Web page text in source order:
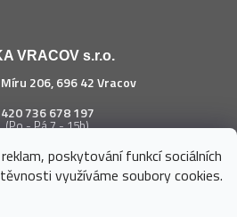
poskytování funkcí sociálních
využíváme soubory cookies.
VRACOV s.r.o.
206, 696 42 Vracov
736 678 197
(Po - Pá 7 - 15h)